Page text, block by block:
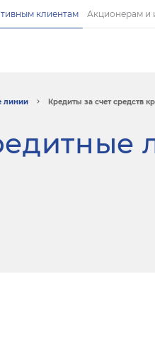
клиентам Акционерам и
линии Кредиты за счет средств